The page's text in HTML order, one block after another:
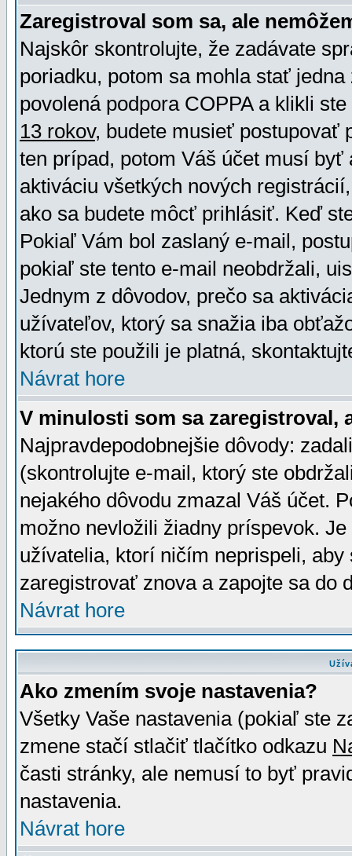
Zaregistroval som sa, ale
Najskôr skontrolujte, že zadávate
poriadku, potom sa mohla stať
povolená podpora COPPA a klikli
13 rokov, budete musieť postupovať
ten prípad, potom Váš účet musí
aktiváciu všetkých nových
ako sa budete môcť prihlásiť. Keď
Pokiaľ Vám bol zaslaný e-mail,
pokiaľ ste tento e-mail neobdržali,
Jednym z dôvodov, prečo sa
užívateľov, ktorý sa snažia iba
ktorú ste použili je platná,
Návrat hore
V minulosti som sa zaregistroval,
Najpravdepodobnejšie dôvody:
(skontrolujte e-mail, ktorý ste
nejakého dôvodu zmazal Váš účet.
možno nevložili žiadny príspevok.
užívatelia, ktorí ničím neprispeli,
zaregistrovať znova a zapojte sa do
Návrat hore
Ako zmením svoje nastavenia?
Všetky Vaše nastavenia (pokiaľ ste
zmene stačí stlačiť tlačítko odkazu
časti stránky, ale nemusí to byť
nastavenia.
Návrat hore